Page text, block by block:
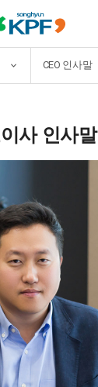
CEO 인사말
사 인사말